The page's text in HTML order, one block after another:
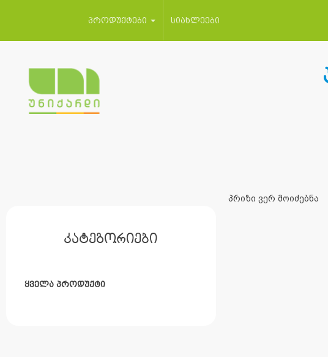
პროდუქტები სიახლეები
კატეგორიები
ყველა პროდუქტი
პრიზი ვერ მოიძებნა